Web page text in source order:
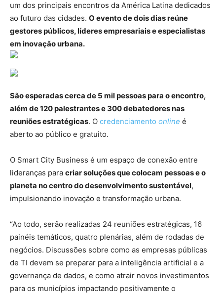
um dos principais encontros da América Latina dedicados
ao futuro das cidades. O evento de dois dias reúne
gestores públicos, líderes empresariais e especialistas
em inovação urbana.
São esperadas cerca de 5 mil pessoas para o encontro,
além de 120 palestrantes e 300 debatedores nas
reuniões estratégicas. O credenciamento online é
aberto ao público e gratuito.
O Smart City Business é um espaço de conexão entre
lideranças para criar soluções que colocam pessoas e o
planeta no centro do desenvolvimento sustentável,
impulsionando inovação e transformação urbana.
“Ao todo, serão realizadas 24 reuniões estratégicas, 16
painéis temáticos, quatro plenárias, além de rodadas de
negócios. Discussões sobre como as empresas públicas
de TI devem se preparar para a inteligência artificial e a
governança de dados, e como atrair novos investimentos
para os municípios impactando positivamente o